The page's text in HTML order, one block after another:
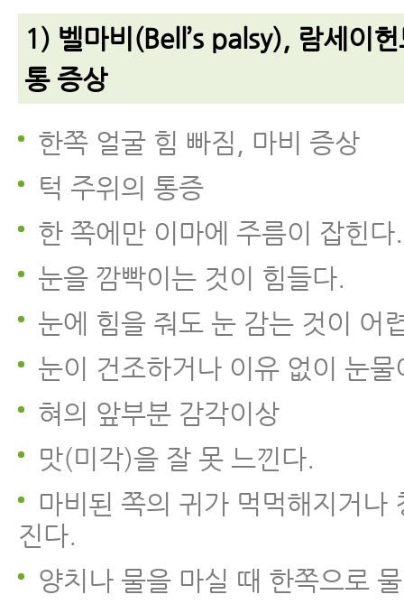
1) 벨마비(Bell’s palsy), 람세이
통 증상
한쪽 얼굴 힘 빠짐, 마비 증상
턱 주위의 통증
한 쪽에만 이마에 주름이 잡힌다.
눈을 깜빡이는 것이 힘들다.
눈에 힘을 줘도 눈 감는 것이 어
눈이 건조하거나 이유 없이 눈
혀의 앞부분 감각이상
맛(미각)을 잘 못 느낀다.
마비된 쪽의 귀가 먹먹해지거나
진다.
양치나 물을 마실 때 한쪽으로